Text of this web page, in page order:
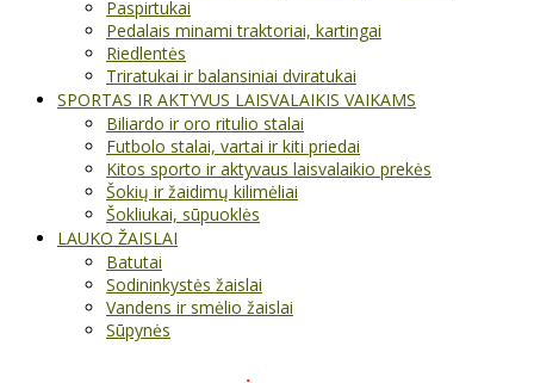
Paspirtukai
Pedalais minami traktoriai, kartingai
Riedlentės
Triratukai ir balansiniai dviratukai
SPORTAS IR AKTYVUS LAISVALAIKIS VAIKAMS
Biliardo ir oro ritulio stalai
Futbolo stalai, vartai ir kiti priedai
Kitos sporto ir aktyvaus laisvalaikio prekės
Šokių ir žaidimų kilimėliai
Šokliukai, sūpuoklės
LAUKO ŽAISLAI
Batutai
Sodininkystės žaislai
Vandens ir smėlio žaislai
Sūpynės